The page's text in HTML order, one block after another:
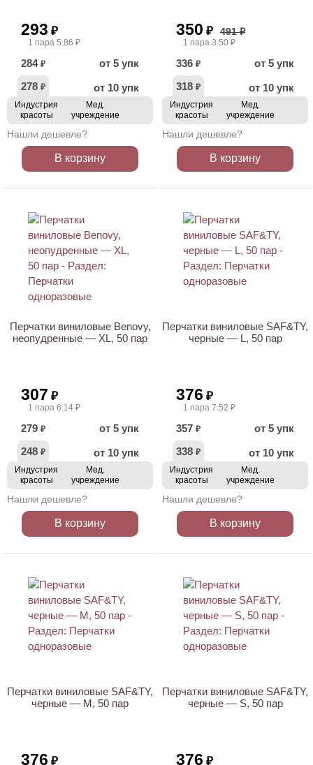
293 ₽
1 пара 5.86 ₽
284 ₽
от 5 упк
278 ₽ от 10 упк
Индустрия
красоты
Мед.
учреждение
Нашли дешевле?
В корзину
350 ₽ 491 ₽
1 пара 3.50 ₽
336 ₽
от 5 упк
318 ₽ от 10 упк
Индустрия
красоты
Мед.
учреждение
Нашли дешевле?
В корзину
Перчатки виниловые Benovy,
неопудренные — XL, 50 пар
307 ₽
1 пара 6.14 ₽
279 ₽
от 5 упк
248 ₽ от 10 упк
Индустрия
красоты
Мед.
учреждение
Нашли дешевле?
В корзину
Перчатки виниловые SAF&TY,
черные — L, 50 пар
376 ₽
1 пара 7.52 ₽
357 ₽
от 5 упк
338 ₽ от 10 упк
Индустрия
красоты
Мед.
учреждение
Нашли дешевле?
В корзину
Перчатки виниловые SAF&TY,
черные — M, 50 пар
376 ₽
Перчатки виниловые SAF&TY,
черные — S, 50 пар
376 ₽